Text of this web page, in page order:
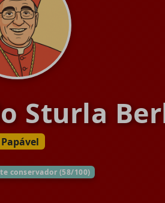
Sturla
Papável
conservador (58/100)